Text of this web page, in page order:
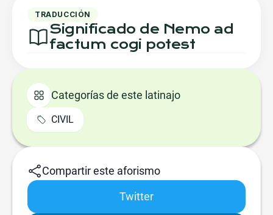
TRADUCCIÓN
Significado de Nemo ad
factum cogi potest
Categorías de este latinajo
CIVIL
Compartir este aforismo
Twitter